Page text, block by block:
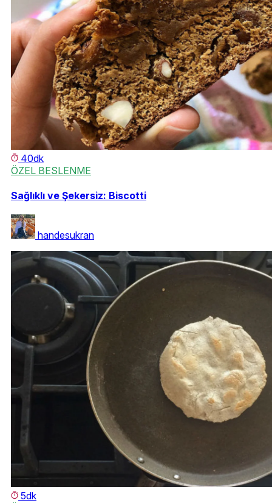
40dk
ÖZEL BESLENME
Sağlıklı ve Şekersiz: Biscotti
handesukran
5dk